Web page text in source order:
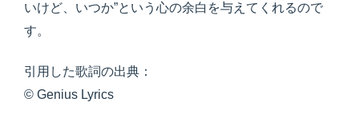
いけど、いつか”という心の余白を与えてくれるので
す。
引用した歌詞の出典：
© Genius Lyrics